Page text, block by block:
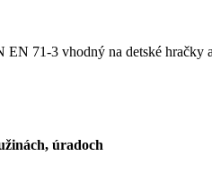
EN 71-3 vhodný na detské
úradoch